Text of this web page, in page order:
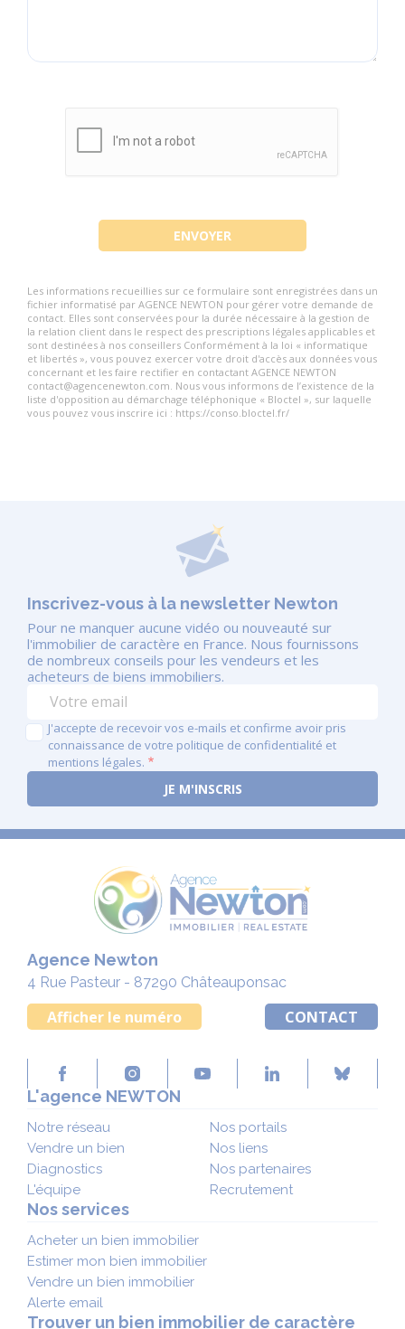
Les informations recueillies sur ce formulaire sont enregistrées dans un
fichier informatisé par AGENCE NEWTON pour gérer votre demande de
contact. Elles sont conservées pour la durée nécessaire à la gestion de
la relation client dans le respect des prescriptions légales applicables et
sont destinées à nos conseillers Conformément à la loi « informatique
et libertés », vous pouvez exercer votre droit d'accès aux données vous
concernant et les faire rectifier en contactant AGENCE NEWTON
contact@agencenewton.com. Nous vous informons de l’existence de la
liste d'opposition au démarchage téléphonique « Bloctel », sur laquelle
vous pouvez vous inscrire ici : https://conso.bloctel.fr/
Inscrivez-vous à la newsletter Newton
Pour ne manquer aucune vidéo ou nouveauté sur
l'immobilier de caractère en France. Nous fournissons
de nombreux conseils pour les vendeurs et les
acheteurs de biens immobiliers.
J'accepte de recevoir vos e-mails et confirme avoir pris
connaissance de votre politique de confidentialité et
mentions légales.
Agence Newton
4 Rue Pasteur - 87290 Châteauponsac
Afficher le numéro CONTACT
L'agence NEWTON
Notre réseau
Vendre un bien
Diagnostics
L'équipe
Nos portails
Nos liens
Nos partenaires
Recrutement
Nos services
Acheter un bien immobilier
Estimer mon bien immobilier
Vendre un bien immobilier
Alerte email
Trouver un bien immobilier de caractère